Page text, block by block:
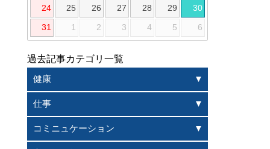
24 25 26 27 28 29 30
31 1 2 3 4 5 6
過去記事カテゴリ一覧
健康
仕事
コミニュケーション